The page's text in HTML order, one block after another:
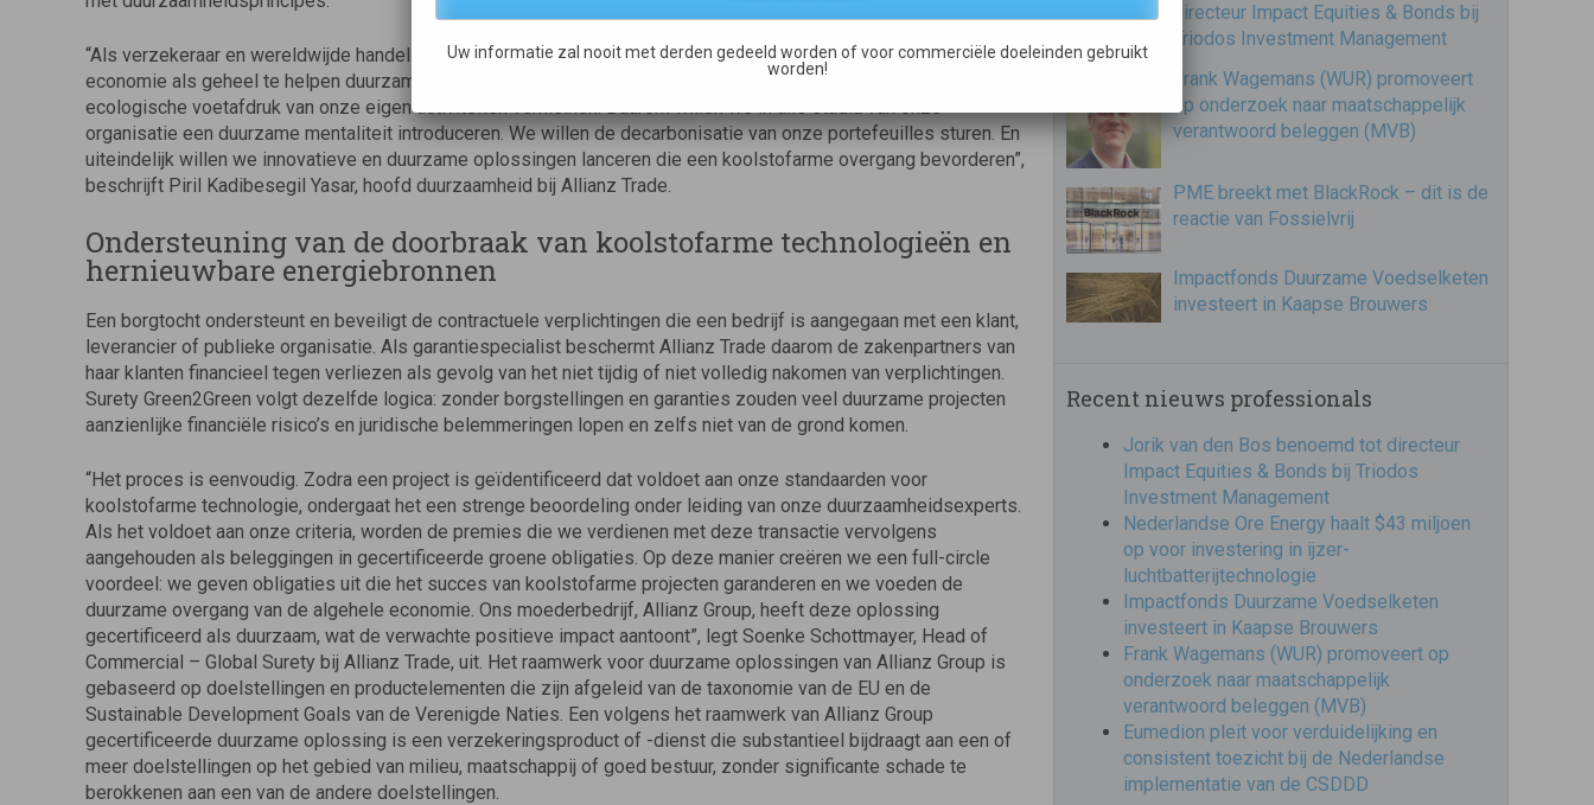
“Als verzekeraar en wereldwijde handelsbevorderaar bevinden we ons in een unieke positie om bedrijven en de
economie als geheel te helpen duurzamer te groeien. Daarom willen we het goede voorbeeld geven en de
ecologische voetafdruk van onze eigen activiteiten verkleinen. Daarom willen we in alle stadia van onze
organisatie een duurzame mentaliteit introduceren. We willen de decarbonisatie van onze portefeuilles sturen. En
uiteindelijk willen we innovatieve en duurzame oplossingen lanceren die een koolstofarme overgang bevorderen”,
beschrijft Piril Kadibesegil Yasar, hoofd duurzaamheid bij Allianz Trade.
Ondersteuning van de doorbraak van koolstofarme technologieën en
hernieuwbare energiebronnen
Een borgtocht ondersteunt en beveiligt de contractuele verplichtingen die een bedrijf is aangegaan met een klant,
leverancier of publieke organisatie. Als garantiespecialist beschermt Allianz Trade daarom de zakenpartners van
haar klanten financieel tegen verliezen als gevolg van het niet tijdig of niet volledig nakomen van verplichtingen.
Surety Green2Green volgt dezelfde logica: zonder borgstellingen en garanties zouden veel duurzame projecten
aanzienlijke financiële risico’s en juridische belemmeringen lopen en zelfs niet van de grond komen.
“Het proces is eenvoudig. Zodra een project is geïdentificeerd dat voldoet aan onze standaarden voor
koolstofarme technologie, ondergaat het een strenge beoordeling onder leiding van onze duurzaamheidsexperts.
Als het voldoet aan onze criteria, worden de premies die we verdienen met deze transactie vervolgens
aangehouden als beleggingen in gecertificeerde groene obligaties. Op deze manier creëren we een full-circle
voordeel: we geven obligaties uit die het succes van koolstofarme projecten garanderen en we voeden de
duurzame overgang van de algehele economie. Ons moederbedrijf, Allianz Group, heeft deze oplossing
gecertificeerd als duurzaam, wat de verwachte positieve impact aantoont”, legt Soenke Schottmayer, Head of
Commercial – Global Surety bij Allianz Trade, uit. Het raamwerk voor duurzame oplossingen van Allianz Group is
gebaseerd op doelstellingen en productelementen die zijn afgeleid van de taxonomie van de EU en de
Sustainable Development Goals van de Verenigde Naties. Een volgens het raamwerk van Allianz Group
gecertificeerde duurzame oplossing is een verzekeringsproduct of -dienst die substantieel bijdraagt aan een of
meer doelstellingen op het gebied van milieu, maatschappij of goed bestuur, zonder significante schade te
berokkenen aan een van de andere doelstellingen.
directeur Impact Equities & Bonds bij
Triodos Investment Management
Frank Wagemans (WUR) promoveert
op onderzoek naar maatschappelijk
verantwoord beleggen (MVB)
PME breekt met BlackRock – dit is de
reactie van Fossielvrij
Impactfonds Duurzame Voedselketen
investeert in Kaapse Brouwers
Recent nieuws professionals
Jorik van den Bos benoemd tot directeur
Impact Equities & Bonds bij Triodos
Investment Management
Nederlandse Ore Energy haalt $43 miljoen
op voor investering in ijzer-
luchtbatterijtechnologie
Impactfonds Duurzame Voedselketen
investeert in Kaapse Brouwers
Frank Wagemans (WUR) promoveert op
onderzoek naar maatschappelijk
verantwoord beleggen (MVB)
Eumedion pleit voor verduidelijking en
consistent toezicht bij de Nederlandse
implementatie van de CSDDD
Uw informatie zal nooit met derden gedeeld worden of voor commerciële doeleinden gebruikt
worden!